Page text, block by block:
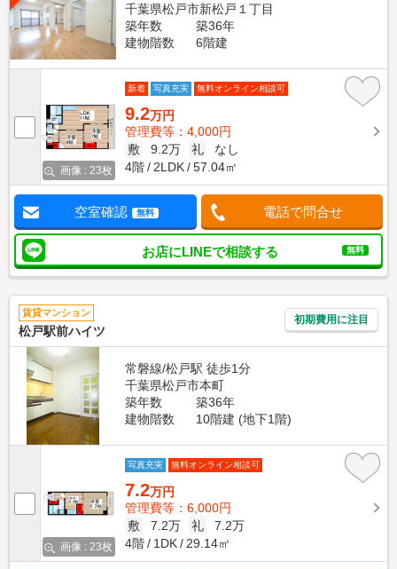
千葉県松戸市新松戸１丁目
築年数
築36年
建物階数
6階建
画像 : 23枚
新着 写真充実 無料オンライン相談可
9.2万円
管理費等：4,000円
敷
9.2万 礼
なし
4階
2LDK 57.04㎡
空室確認 無料 電話で問合せ
お店にLINEで相談する 無料
賃貸マンション
松戸駅前ハイツ
初期費用に注目
常磐線/松戸駅 徒歩1分
千葉県松戸市本町
築年数
築36年
建物階数
10階建 (地下1階)
画像 : 23枚
写真充実 無料オンライン相談可
7.2万円
管理費等：6,000円
敷
7.2万 礼
7.2万
4階
1DK 29.14㎡